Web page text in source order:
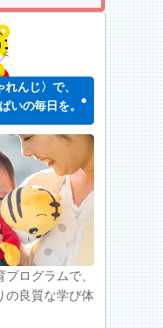
んじ〉で、
いの毎日を。
ログラムで、
の良質な学び体